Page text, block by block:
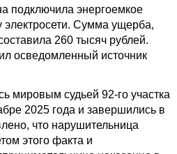
подключила энергоемкое
Сумма ущерба,
260 тысяч рублей.
осведомленный источник
мировым судьей 92-го участка
2025 года и завершились в
что нарушительница
этого факта и